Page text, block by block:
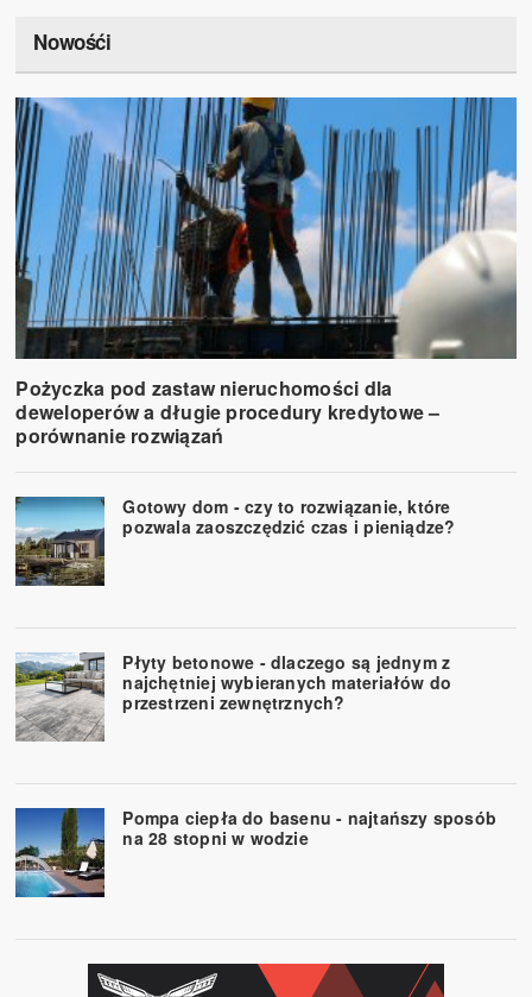
Nowośći
Pożyczka pod zastaw nieruchomości dla
deweloperów a długie procedury kredytowe –
porównanie rozwiązań
Gotowy dom - czy to rozwiązanie, które
pozwala zaoszczędzić czas i pieniądze?
Płyty betonowe - dlaczego są jednym z
najchętniej wybieranych materiałów do
przestrzeni zewnętrznych?
Pompa ciepła do basenu - najtańszy sposób
na 28 stopni w wodzie